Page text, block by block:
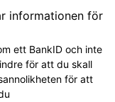
informationen för
ett BankID och inte
för att du skall
för att